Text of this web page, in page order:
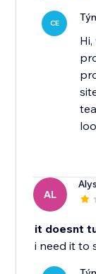
CE
AL
it doesnt
i need it to